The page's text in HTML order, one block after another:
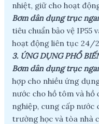
nhiệt, giữ cho hoạt
Bơm dân dụng trục
tiêu chuẩn bảo vệ IP55
hoạt động liên tục 24/
3. ỨNG DỤNG PHỔ
Bơm dân dụng trục
hợp cho nhiều ứng
nước cho hồ tôm và
nghiệp, cung cấp nước
trường học và tòa nhà